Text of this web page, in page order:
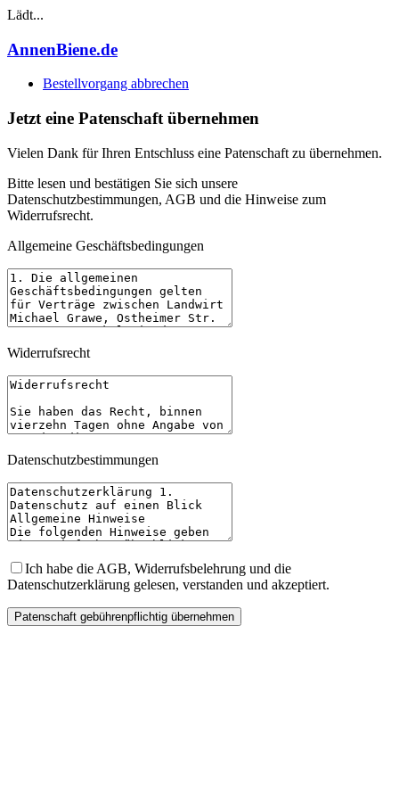
Lädt...
AnnenBiene.de
Bestellvorgang abbrechen
Jetzt eine Patenschaft übernehmen
Vielen Dank für Ihren Entschluss eine Patenschaft zu übernehmen.
Bitte lesen und bestätigen Sie sich unsere
Datenschutzbestimmungen, AGB und die Hinweise zum
Widerrufsrecht.
Allgemeine Geschäftsbedingungen
Widerrufsrecht
Datenschutzbestimmungen
Ich habe die AGB, Widerrufsbelehrung und die
Datenschutzerklärung gelesen, verstanden und akzeptiert.